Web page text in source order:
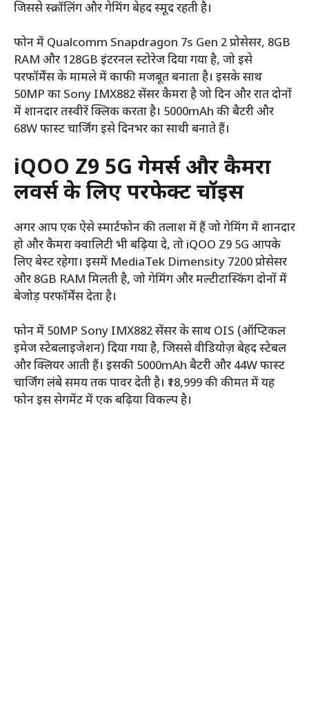
जिससे स्क्रॉलिंग और गेमिंग बेहद स्मूद रहती है।
फोन में Qualcomm Snapdragon 7s Gen 2 प्रोसेसर, 8GB
RAM और 128GB इंटरनल स्टोरेज दिया गया है, जो इसे
परफॉर्मेंस के मामले में काफी मजबूत बनाता है। इसके साथ
50MP का Sony IMX882 सेंसर कैमरा है जो दिन और रात दोनों
में शानदार तस्वीरें क्लिक करता है। 5000mAh की बैटरी और
68W फास्ट चार्जिंग इसे दिनभर का साथी बनाते हैं।
iQOO Z9 5G गेमर्स और कैमरा
लवर्स के लिए परफेक्ट चॉइस
अगर आप एक ऐसे स्मार्टफोन की तलाश में हैं जो गेमिंग में शानदार
हो और कैमरा क्वालिटी भी बढ़िया दे, तो iQOO Z9 5G आपके
लिए बेस्ट रहेगा। इसमें MediaTek Dimensity 7200 प्रोसेसर
और 8GB RAM मिलती है, जो गेमिंग और मल्टीटास्किंग दोनों में
बेजोड़ परफॉर्मेंस देता है।
फोन में 50MP Sony IMX882 सेंसर के साथ OIS (ऑप्टिकल
इमेज स्टेबलाइजेशन) दिया गया है, जिससे वीडियोज़ बेहद स्टेबल
और क्लियर आती हैं। इसकी 5000mAh बैटरी और 44W फास्ट
चार्जिंग लंबे समय तक पावर देती है। ₹18,999 की कीमत में यह
फोन इस सेगमेंट में एक बढ़िया विकल्प है।